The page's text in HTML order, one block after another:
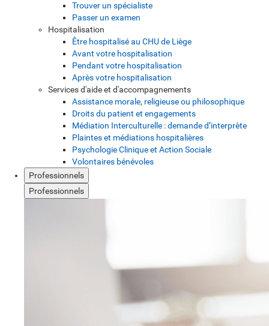
Trouver un spécialiste
Passer un examen
Hospitalisation
Être hospitalisé au CHU de Liège
Avant votre hospitalisation
Pendant votre hospitalisation
Après votre hospitalisation
Services d'aide et d'accompagnements
Assistance morale, religieuse ou philosophique
Droits du patient et engagements
Médiation Interculturelle : demande d’interprète
Plaintes et médiations hospitalières
Psychologie Clinique et Action Sociale
Volontaires bénévoles
Professionnels
Professionnels